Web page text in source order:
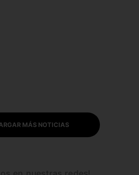
MÁS NOTICIAS